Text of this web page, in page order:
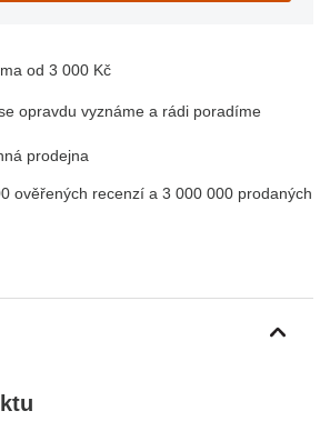
od 3 000 Kč
opravdu vyznáme a rádi poradíme
prodejna
ověřených recenzí a 3 000 000 prodaných